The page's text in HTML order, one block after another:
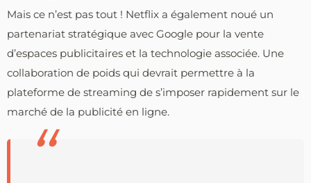
Mais ce n’est pas tout ! Netflix a également noué un
partenariat stratégique avec Google pour la vente
d’espaces publicitaires et la technologie associée. Une
collaboration de poids qui devrait permettre à la
plateforme de streaming de s’imposer rapidement sur le
marché de la publicité en ligne.